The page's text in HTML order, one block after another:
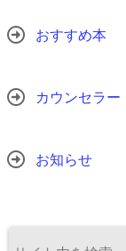
おすすめ本
カウンセラー
お知らせ